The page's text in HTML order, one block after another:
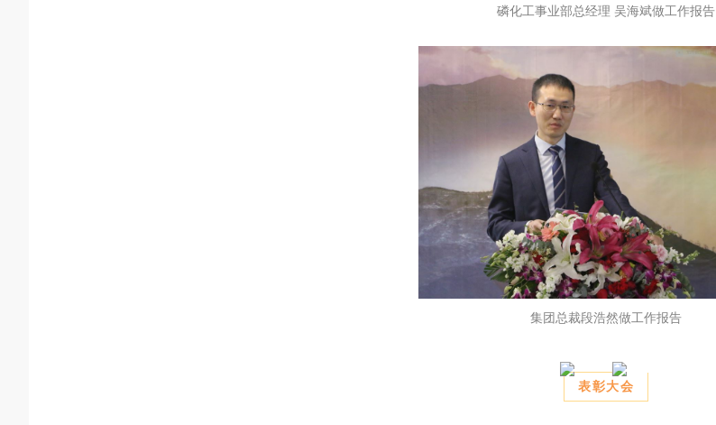
磷化工事业部总经理 吴海斌做工作报告
集团总裁段浩然做工作报告
表彰大会